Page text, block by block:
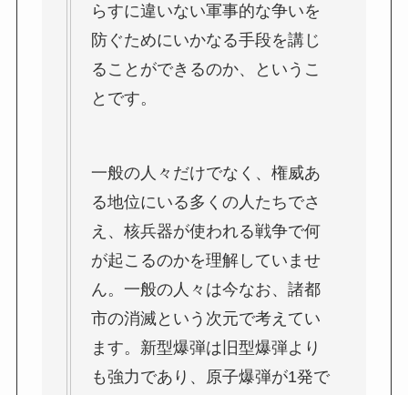
らすに違いない軍事的な争いを
防ぐためにいかなる手段を講じ
ることができるのか、というこ
とです。
一般の人々だけでなく、権威あ
る地位にいる多くの人たちでさ
え、核兵器が使われる戦争で何
が起こるのかを理解していませ
ん。一般の人々は今なお、諸都
市の消滅という次元で考えてい
ます。新型爆弾は旧型爆弾より
も強力であり、原子爆弾が1発で